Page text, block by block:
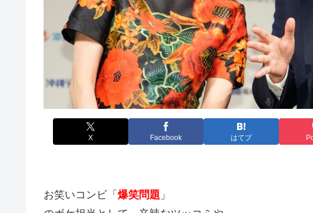
X Facebook はてブ
お笑いコンビ「 爆笑問題 」